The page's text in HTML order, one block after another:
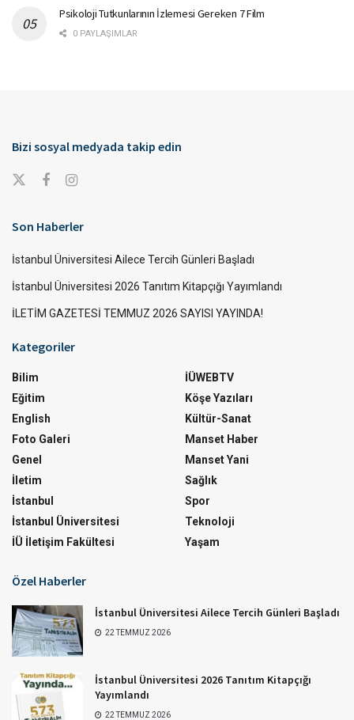
Psikoloji Tutkunlarının İzlemesi Gereken 7 Film
0 PAYLAŞIMLAR
Bizi sosyal medyada takip edin
Son Haberler
İstanbul Üniversitesi Ailece Tercih Günleri Başladı
İstanbul Üniversitesi 2026 Tanıtım Kitapçığı Yayımlandı
İLETİM GAZETESİ TEMMUZ 2026 SAYISI YAYINDA!
Kategoriler
Bilim
Eğitim
English
Foto Galeri
Genel
İletim
İstanbul
İstanbul Üniversitesi
İÜ İletişim Fakültesi
İÜWEBTV
Köşe Yazıları
Kültür-Sanat
Manset Haber
Manset Yani
Sağlık
Spor
Teknoloji
Yaşam
Özel Haberler
İstanbul Üniversitesi Ailece Tercih Günleri Başladı
22 TEMMUZ 2026
İstanbul Üniversitesi 2026 Tanıtım Kitapçığı
Yayımlandı
22 TEMMUZ 2026